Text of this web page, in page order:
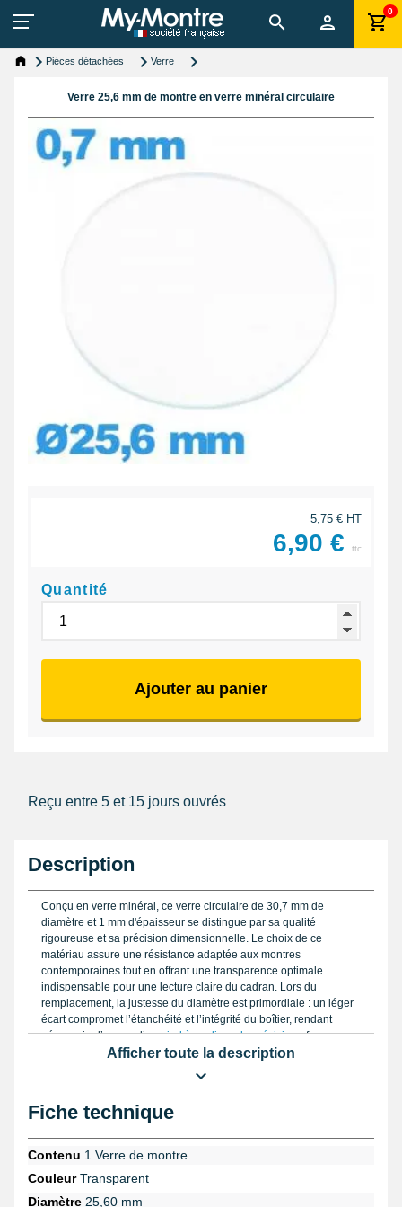
0
Pièces détachées Verre
Verre 25,6 mm de montre en verre minéral circulaire
5,75 € HT
6,90 € ttc
Quantité
Ajouter au panier
Reçu entre 5 et 15 jours ouvrés
Description
Conçu en verre minéral, ce verre circulaire de 30,7 mm de
diamètre et 1 mm d'épaisseur se distingue par sa qualité
rigoureuse et sa précision dimensionnelle. Le choix de ce
matériau assure une résistance adaptée aux montres
contemporaines tout en offrant une transparence optimale
indispensable pour une lecture claire du cadran. Lors du
remplacement, la justesse du diamètre est primordiale : un léger
écart compromet l’étanchéité et l’intégrité du boîtier, rendant
nécessaire l’usage d’unpied à coulisse de précisionafin
d’obtenir des mesures parfaitement fiables. En atelier, un
Pour garantir un polissage optimal du verre minéral, le
qua non pour atteindre un résultat professionnel. Lors du
montage, l’emploi d’une
positionnement sans risque de détérioration.
Afficher toute la description
Fiche technique
Contenu 1 Verre de montre
CouleurTransparent
Diamètre 25,60 mm